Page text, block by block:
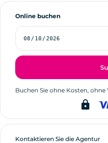
Online buchen
Buchen Sie ohne Kosten,
lock
Kontaktieren Sie die Agentur